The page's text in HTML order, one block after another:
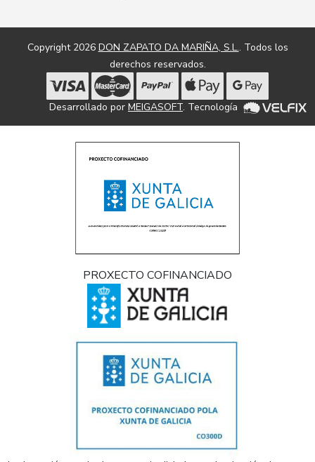
Copyright 2026 DON ZAPATO DA MARIÑA, S.L.. Todos los
derechos reservados.
Desarrollado por MEIGASOFT. Tecnología
PROXECTO COFINANCIADO